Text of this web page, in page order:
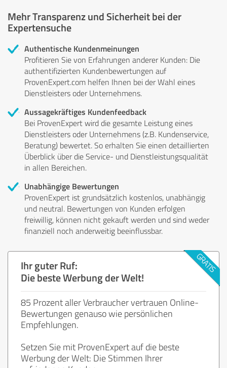
Mehr Transparenz und Sicherheit bei der
Expertensuche
Authentische Kundenmeinungen
Profitieren Sie von Erfahrungen anderer Kunden: Die
authentifizierten Kundenbewertungen auf
ProvenExpert.com helfen Ihnen bei der Wahl eines
Dienstleisters oder Unternehmens.
Aussagekräftiges Kundenfeedback
Bei ProvenExpert wird die gesamte Leistung eines
Dienstleisters oder Unternehmens (z.B. Kundenservice,
Beratung) bewertet. So erhalten Sie einen detaillierten
Überblick über die Service- und Dienstleistungsqualität
in allen Bereichen.
Unabhängige Bewertungen
ProvenExpert ist grundsätzlich kostenlos, unabhängig
und neutral. Bewertungen von Kunden erfolgen
freiwillig, können nicht gekauft werden und sind weder
finanziell noch anderweitig beeinflussbar.
Ihr guter Ruf:
Die beste Werbung der Welt!
85 Prozent aller Verbraucher vertrauen Online-
Bewertungen genauso wie persönlichen
Empfehlungen.
Setzen Sie mit ProvenExpert auf die beste
Werbung der Welt: Die Stimmen Ihrer